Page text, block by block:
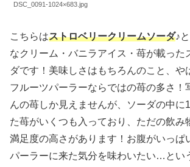
DSC_0091-1024×683.jpg
こちらはストロベリークリームソーダ♪
なクリーム・バニラアイス・苺が載った
ダです！美味しさはもちろんのこと、や
フルーツパーラーならではの苺の多さ！
んの苺しか見えませんが、ソーダの中に
た苺がいくつも入っており、ただの飲み
満足度の高さがあります！お腹がいっぱ
パーラーに来た気分を味わいたい…とい